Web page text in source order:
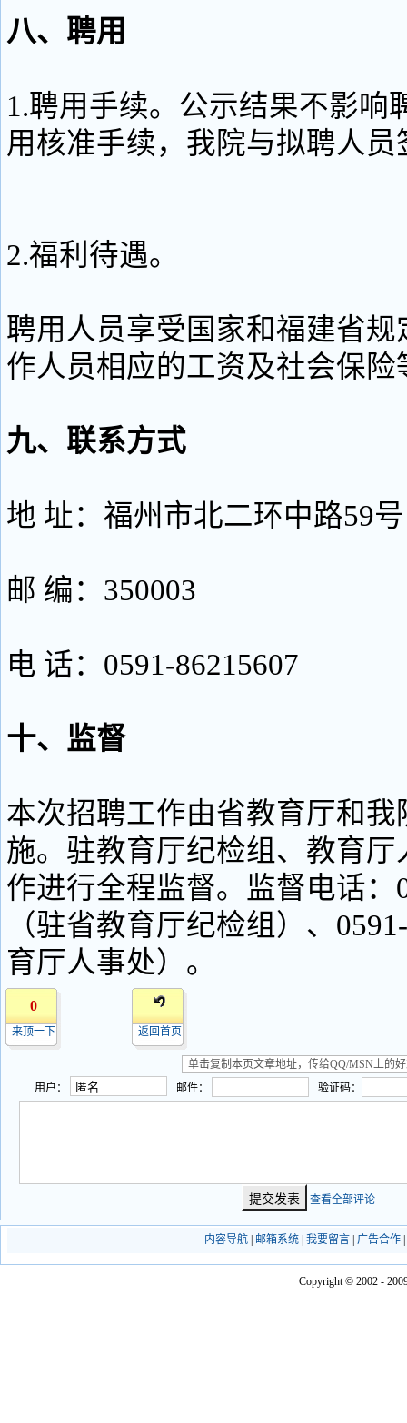
八、聘用
1.聘用手续。公示结果不影响
用核准手续，我院与拟聘人
2.福利待遇。
聘用人员享受国家和福建省
作人员相应的工资及社会
九、联系方式
地 址：福州市北二环中路59
邮 编：350003
电 话：0591-86215607
十、监督
本次招聘工作由省教育厅和我
施。驻教育厅纪检组、教育
作进行全程监督。监督电话：
（驻省教育厅纪检组）、
育厅人事处）。
0
来顶一下 返回首页
用户： 邮件： 验证码：
查看全部评论
内容导航| 邮箱系统| 我要留言| 广告合作|
Copyright © 2002 -